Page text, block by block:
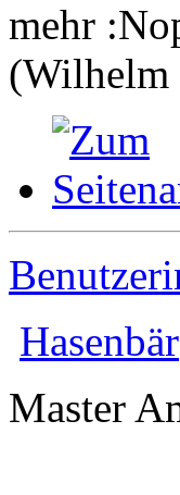
mehr
(Wilhelm
Hasenbär
Master